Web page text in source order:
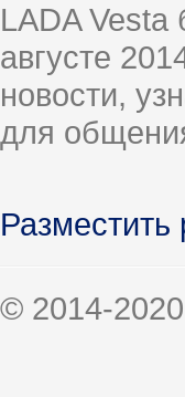
LADA
августе
новости,
для
Разместить
© 2014-